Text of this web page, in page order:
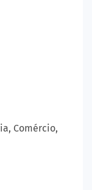
Comércio,